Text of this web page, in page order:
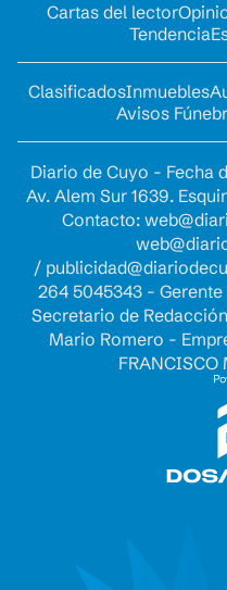
Cartas del lector
Tendencia
ClasificadosInmuebles
Avisos
Diario de Cuyo - Fecha
Av. Alem Sur 1639.
Contacto:
/
264 5045343 -
Secretario de
Mario Romero -
FRANCISCO